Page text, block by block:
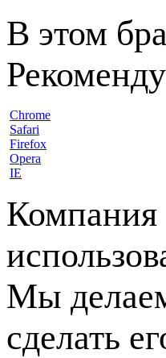
В этом
Chrome
Safari
Firefox
Opera
IE
Компания
Мы
сделать